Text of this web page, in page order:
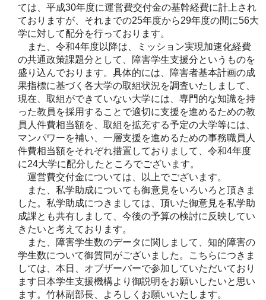
ては、平成30年度に運営費交付金の基幹経費に計上され
ておりますが、それまでの25年度から29年度の間に56大
学に対して配分を行っております。
また、令和4年度以降は、ミッション実現加速化経費
の共通政策課題分として、障害学生支援分というものを
盛り込んでおります。具体的には、障害者基本計画の成
果指標に基づく各大学の取組状況を調査いたしまして、
現在、取組ができていない大学には、専門的な知識を持
った教員を採用することで適切に支援を進めるための教
員人件費相当額を、取組を拡充する予定の大学等には、
マンパワーを補い、一層支援を進めるための事務職員人
件費相当額をそれぞれ措置しておりまして、令和4年度
に24大学に配分したところでございます。
運営費交付金については、以上でございます。
また、私学助成についても御意見をいろいろと頂きま
した。私学助成につきましては、頂いた御意見を私学助
成課とも共有しまして、今後の予算の検討に反映してい
きたいと考えております。
また、障害学生数のデータに関しまして、知的障害の
学生数について御質問がございました。こちらにつきま
しては、本日、オブザーバーで参加していただいており
ます日本学生支援機構より御説明をお願いしたいと思い
ます。竹林副部長、よろしくお願いいたします。